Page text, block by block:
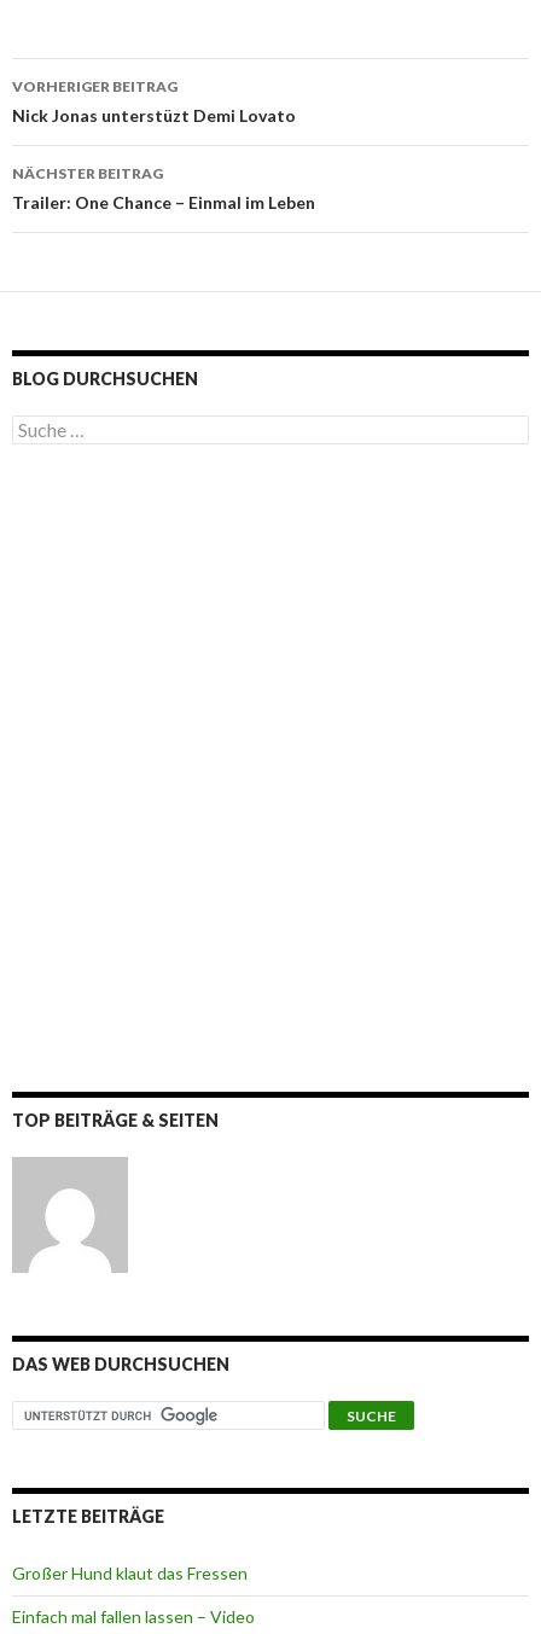
Beitragsnavigation
VORHERIGER BEITRAG
Nick Jonas unterstüzt Demi Lovato
NÄCHSTER BEITRAG
Trailer: One Chance – Einmal im Leben
BLOG DURCHSUCHEN
S
u
TOP BEITRÄGE & SEITEN
DAS WEB DURCHSUCHEN
LETZTE BEITRÄGE
Großer Hund klaut das Fressen
Einfach mal fallen lassen – Video